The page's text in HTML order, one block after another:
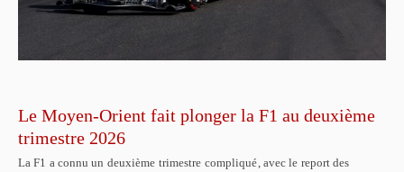
Le Moyen-Orient fait plonger la F1 au deuxième
trimestre 2026
La F1 a connu un deuxième trimestre compliqué, avec le report des